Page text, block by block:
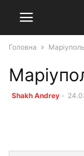
Головна
Shakh Andrey -